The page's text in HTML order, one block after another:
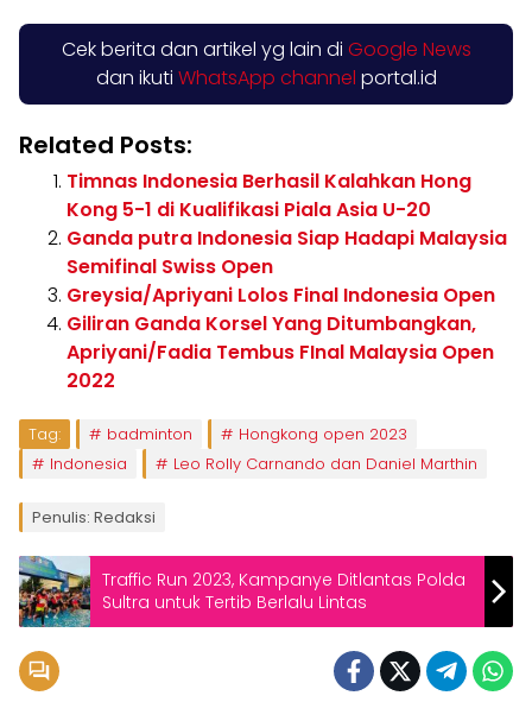
Cek berita dan artikel yg lain di Google News
dan ikuti WhatsApp channel portal.id
Related Posts:
Timnas Indonesia Berhasil Kalahkan Hong
Kong 5-1 di Kualifikasi Piala Asia U-20
Ganda putra Indonesia Siap Hadapi Malaysia
Semifinal Swiss Open
Greysia/Apriyani Lolos Final Indonesia Open
Giliran Ganda Korsel Yang Ditumbangkan,
Apriyani/Fadia Tembus FInal Malaysia Open
2022
Tag: badminton
Hongkong open 2023
Indonesia
Leo Rolly Carnando dan Daniel Marthin
Penulis: Redaksi
Traffic Run 2023, Kampanye Ditlantas Polda
Sultra untuk Tertib Berlalu Lintas